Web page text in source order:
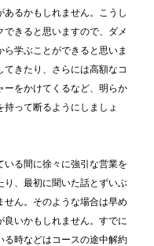
るかもしれません。こうし
きると思いますので、ダメ
学ぶことができると思いま
きたり、さらには高額なコ
ーをかけてくるなど、明らか
って断るようにしましょ
いる間に徐々に強引な営業を
り、最初に聞いた話とずいぶ
せん。そのような場合は早め
良いかもしれません。すでに
る時などはコースの途中解約